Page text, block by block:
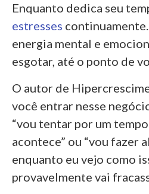
Enquanto dedica seu
estresses
energia mental e
esgotar, até o ponto de
O autor de
você entrar nesse
“vou tentar por um
acontece” ou “vou fazer
enquanto eu vejo como
provavelmente vai